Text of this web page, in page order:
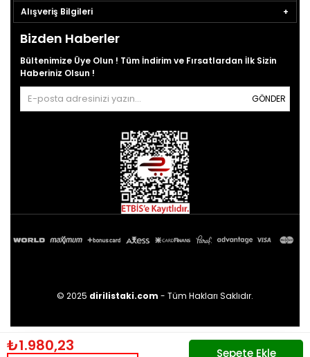
₺1.980,23
Alışveriş Bilgileri
Bizden Haberler
Bültenimize Üye Olun ! Tüm İndirim ve Fırsatlardan İlk Sizin
Haberiniz Olsun !
GÖNDER
© 2025 dirilistaki.com - Tüm Hakları Saklıdır.